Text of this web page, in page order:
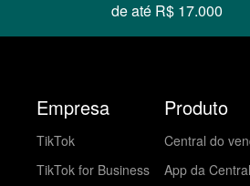
de até R$ 17.000
Empresa
TikTok
TikTok for Business
Produto
Central do
App da